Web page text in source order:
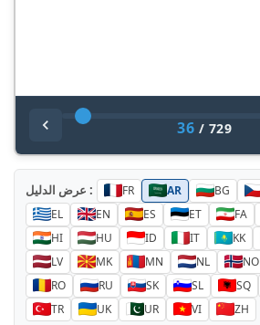
36 / 729
عرض الدليل : FR AR BG
EL
EN ES ET FA
HI
HU ID IT KK
LV
MK MN NL NO
RO
RU SK SL SQ
TR
UK UR VI ZH